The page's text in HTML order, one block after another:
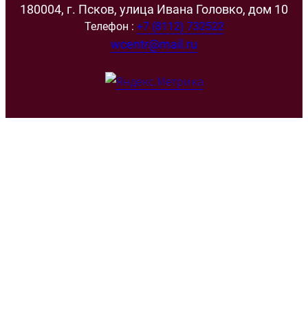
180004, г. Псков, улица Ивана Головко, дом 10
Телефон : +7 (8112) 732522
wcentr@mail.ru